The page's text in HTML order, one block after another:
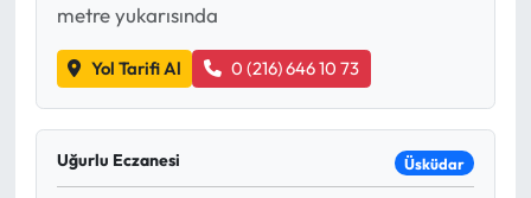
metre yukarısında
Yol Tarifi Al 0 (216) 646 10 73
Uğurlu Eczanesi Üsküdar